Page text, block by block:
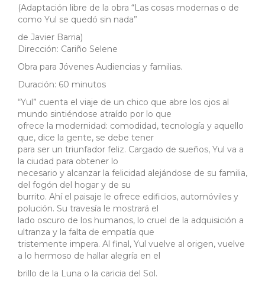
(Adaptación libre de la obra “Las cosas modernas o de
como Yul se quedó sin nada”
de Javier Barria)
Dirección: Cariño Selene
Obra para Jóvenes Audiencias y familias.
Duración: 60 minutos
“Yul” cuenta el viaje de un chico que abre los ojos al
mundo sintiéndose atraído por lo que
ofrece la modernidad: comodidad, tecnología y aquello
que, dice la gente, se debe tener
para ser un triunfador feliz. Cargado de sueños, Yul va a
la ciudad para obtener lo
necesario y alcanzar la felicidad alejándose de su familia,
del fogón del hogar y de su
burrito. Ahí el paisaje le ofrece edificios, automóviles y
polución. Su travesía le mostrará el
lado oscuro de los humanos, lo cruel de la adquisición a
ultranza y la falta de empatía que
tristemente impera. Al final, Yul vuelve al origen, vuelve
a lo hermoso de hallar alegría en el
brillo de la Luna o la caricia del Sol.